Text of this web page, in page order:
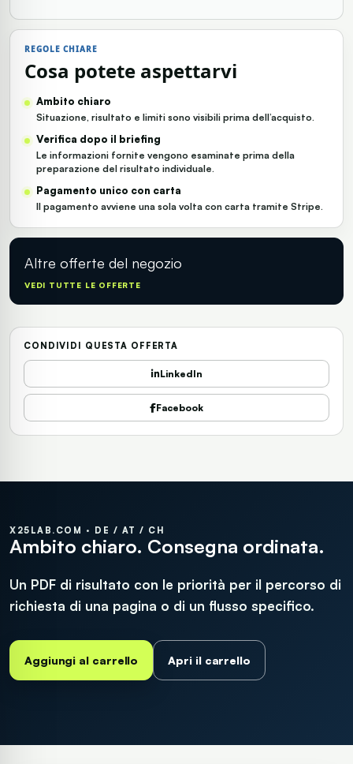
REGOLE CHIARE
Cosa potete aspettarvi
Ambito chiaro
Situazione, risultato e limiti sono visibili prima dell’acquisto.
Verifica dopo il briefing
Le informazioni fornite vengono esaminate prima della
preparazione del risultato individuale.
Pagamento unico con carta
Il pagamento avviene una sola volta con carta tramite Stripe.
Altre offerte del negozio
VEDI TUTTE LE OFFERTE
CONDIVIDI QUESTA OFFERTA
LinkedIn
Facebook
X25LAB.COM · DE / AT / CH
Ambito chiaro. Consegna ordinata.
Un PDF di risultato con le priorità per il percorso di
richiesta di una pagina o di un flusso specifico.
Aggiungi al carrello Apri il carrello
AI Bot